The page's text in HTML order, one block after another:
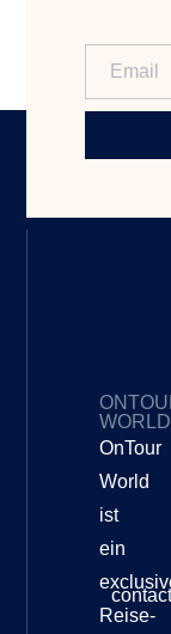
WORLD
OnTour
World
ist
ein
Reise-